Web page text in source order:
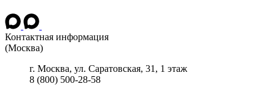
Контактная информация
(Москва)
г. Москва, ул. Саратовская, 31, 1 этаж
8 (800) 500-28-58